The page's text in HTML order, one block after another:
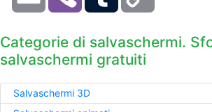
Categorie di salvaschermi.
salvaschermi gratuiti
Salvaschermi 3D